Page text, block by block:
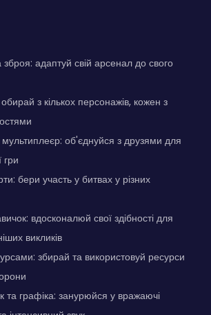
адаптуй свій арсенал до свого
обирай з кількох персонажів, кожен з
об'єднуйся з друзями для
гри
бери участь у битвах у різних
вдосконалюй свої здібності для
викликів
збирай та використовуй ресурси
та графіка: занурюйся у вражаючі